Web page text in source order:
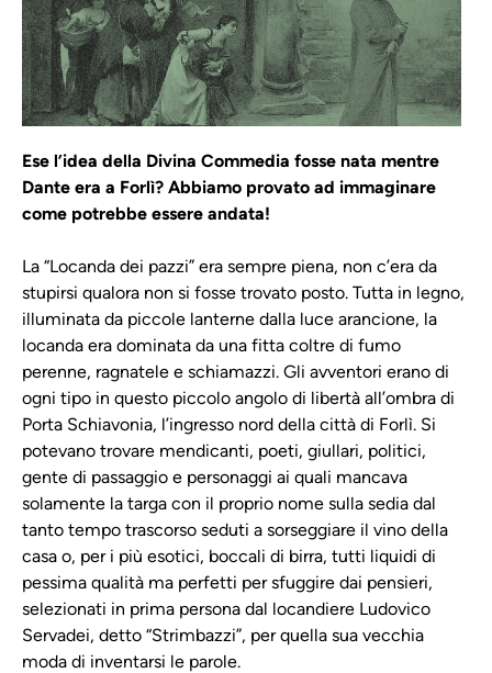
Ese l’idea della Divina Commedia fosse nata mentre
Dante era a Forlì? Abbiamo provato ad immaginare
come potrebbe essere andata!
La “Locanda dei pazzi” era sempre piena, non c’era da
stupirsi qualora non si fosse trovato posto. Tutta in legno,
illuminata da piccole lanterne dalla luce arancione, la
locanda era dominata da una fitta coltre di fumo
perenne, ragnatele e schiamazzi. Gli avventori erano di
ogni tipo in questo piccolo angolo di libertà all’ombra di
Porta Schiavonia, l’ingresso nord della città di Forlì. Si
potevano trovare mendicanti, poeti, giullari, politici,
gente di passaggio e personaggi ai quali mancava
solamente la targa con il proprio nome sulla sedia dal
tanto tempo trascorso seduti a sorseggiare il vino della
casa o, per i più esotici, boccali di birra, tutti liquidi di
pessima qualità ma perfetti per sfuggire dai pensieri,
selezionati in prima persona dal locandiere Ludovico
Servadei, detto “Strimbazzi”, per quella sua vecchia
moda di inventarsi le parole.